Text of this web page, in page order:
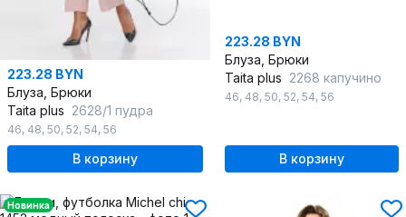
223.28 BYN
Блуза, Брюки
Taita plus 2628/1 пудра
46, 48, 50, 52, 54, 56
В корзину
223.28 BYN
Блуза, Брюки
Taita plus 2268 капучино
46, 48, 50, 52, 54, 56
В корзину
Новинка